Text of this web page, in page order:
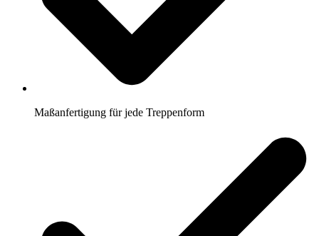
Maßanfertigung für jede Treppenform